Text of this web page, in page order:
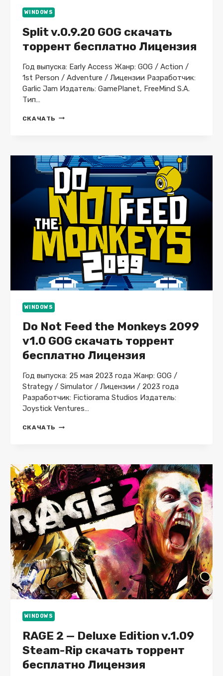
WINDOWS
Split v.0.9.20 GOG скачать
торрент бесплатно Лицензия
Год выпуска: Early Access Жанр: GOG / Action /
1st Person / Adventure / Лицензии Разработчик:
Garlic Jam Издатель: GamePlanet, FreeMind S.A.
Тип…
СКАЧАТЬ SPLIT
БЕСПЛАТНО
ЛИЦЕНЗИЯ
WINDOWS
Do Not Feed the Monkeys 2099
v1.0 GOG скачать торрент
бесплатно Лицензия
Год выпуска: 25 мая 2023 года Жанр: GOG /
Strategy / Simulator / Лицензии / 2023 года
Разработчик: Fictiorama Studios Издатель:
Joystick Ventures…
СКАЧАТЬ DO
2099
V1.0
GOG
СКАЧАТЬ
ТОРРЕНТ
БЕСПЛАТНО
ЛИЦЕНЗИЯ
WINDOWS
RAGE 2 — Deluxe Edition v.1.09
Steam-Rip скачать торрент
бесплатно Лицензия